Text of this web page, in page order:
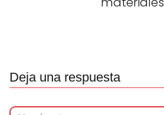
Deja una respuesta